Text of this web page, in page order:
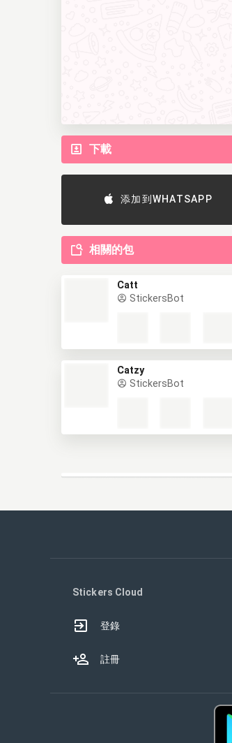
下載
添加到WHATSAPP
相關的包
Catt
StickersBot
Catzy
StickersBot
Stickers Cloud
登錄
註冊